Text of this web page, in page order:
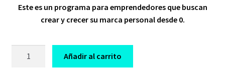
was:
is:
Este es un programa para emprendedores que buscan
crear y crecer su marca personal desde 0.
Añadir al carrito